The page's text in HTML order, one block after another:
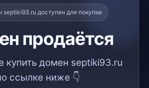
septiki93.ru доступен для покупки
продаётся
купить домен septiki93.ru
ссылке ниже 👇